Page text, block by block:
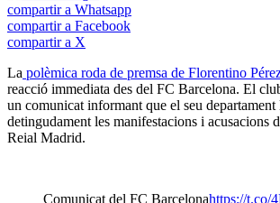
compartir a Whatsapp
compartir a Facebook
compartir a X
La polèmica roda de premsa de Florentino
reacció immediata des del FC Barcelona. El
un comunicat informant que el seu departament
detingudament les manifestacions i acusacions
Reial Madrid.
Comunicat del FC Barcelonahttps://t.co/